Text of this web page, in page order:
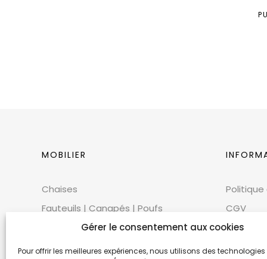
Gérer le consentement aux cookies
Pour offrir les meilleures expériences, nous utilisons des
MOBILIER
Chaises
Fauteuils | Canapés | Poufs
Mobilier extérieur
Tables
CGV
CGU
Cookies